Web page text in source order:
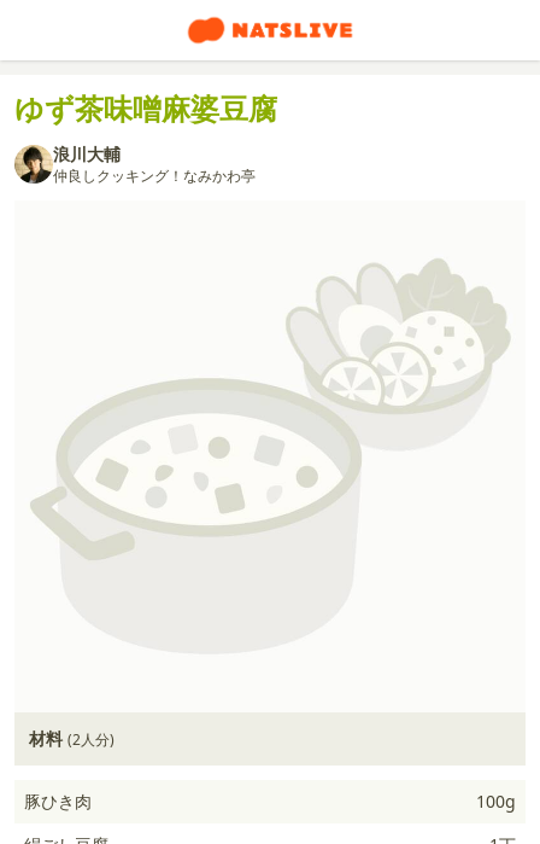
ゆず茶味噌麻婆豆腐
浪川大輔
仲良しクッキング！なみかわ亭
材料 (2人分)
豚ひき肉
100g